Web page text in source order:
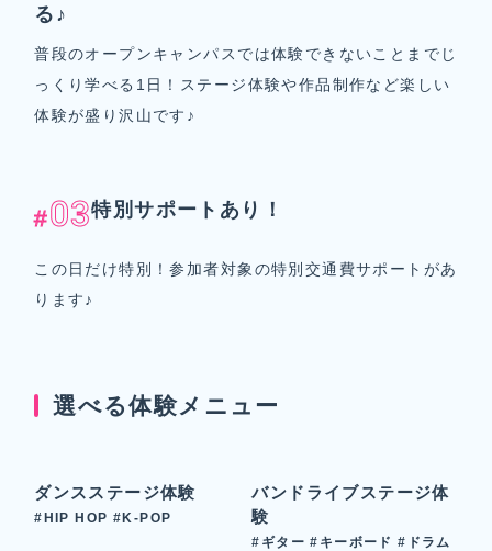
る♪
普段のオープンキャンパスでは体験できないことまでじ
っくり学べる1日！ステージ体験や作品制作など楽しい
体験が盛り沢山です♪
03特別サポートあり！
この日だけ特別！参加者対象の特別交通費サポートがあ
ります♪
選べる体験メニュー
ダンスステージ体験
#HIP HOP #K-POP
バンドライブステージ体
験
#ギター #キーボード #ドラム